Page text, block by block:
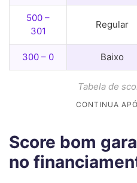
500 –
301
Regular
300 – 0 Baixo
Tabela de
Score bom
no